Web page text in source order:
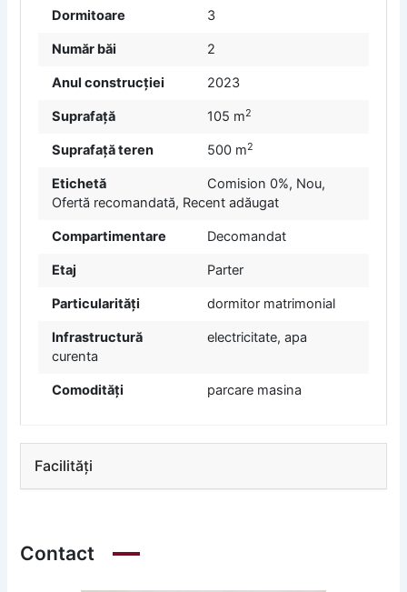
Dormitoare 3
Număr băi 2
Anul construcției 2023
Suprafață 105 m2
Suprafață teren 500 m2
Etichetă Comision 0%, Nou,
Ofertă recomandată, Recent adăugat
Compartimentare Decomandat
Etaj Parter
Particularități dormitor matrimonial
Infrastructură
electricitate, apa
curenta
Comodități parcare masina
Facilități
Contact